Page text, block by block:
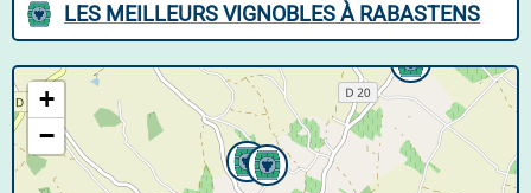
LES MEILLEURS VIGNOBLES À RABASTENS
+
−